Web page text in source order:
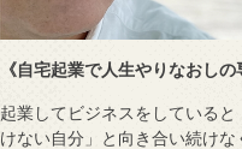
《自宅起業で人生やりなおしの
起業してビジネスをしている
けない自分」と向き合い続けな